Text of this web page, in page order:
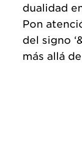
dualidad
Pon
del signo
más allá